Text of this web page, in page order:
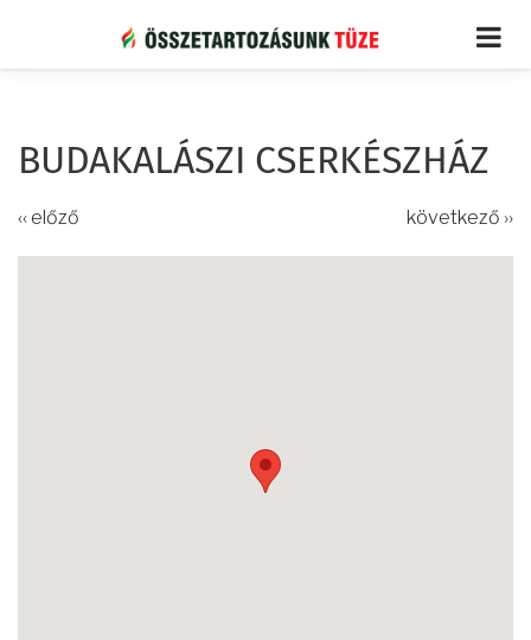
tartalomra
BUDAKALÁSZI CSERKÉSZHÁZ
‹‹ előző következő ››